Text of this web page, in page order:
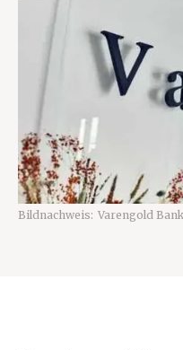
Bildnachweis: Varengold Bank